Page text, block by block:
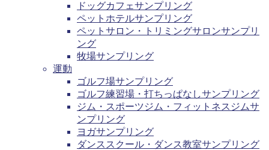
ドッグカフェサンプリング
ペットホテルサンプリング
ペットサロン・トリミングサロンサンプリ
ング
牧場サンプリング
運動
ゴルフ場サンプリング
ゴルフ練習場・打ちっぱなしサンプリング
ジム・スポーツジム・フィットネスジムサ
ンプリング
ヨガサンプリング
ダンススクール・ダンス教室サンプリング